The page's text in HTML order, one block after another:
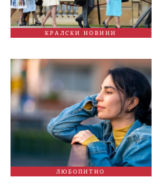
КРАЛСКИ НОВИНИ
ЛЮБОПИТНО